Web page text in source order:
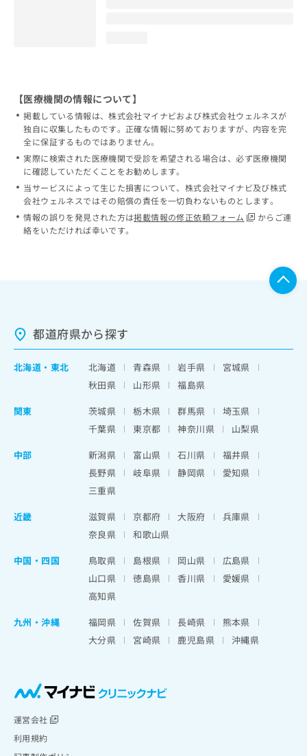
【医療機関の情報について】
掲載している情報は、株式会社マイナビおよび株式会社ウェルネスが
独自に収集したものです。正確な情報に努めておりますが、内容を完
全に保証するものではありません。
実際に検索された医療機関で受診を希望される場合は、必ず医療機関
に確認していただくことをお勧めします。
当サービスによって生じた損害について、株式会社マイナビ及び株式
会社ウェルネスではその賠償の責任を一切負わないものとします。
情報の誤りを発見された方は掲載情報の修正依頼フォーム
からご連
絡をいただければ幸いです。
都道府県から探す
北海道 ・ 東北 北海道 青森県 岩手県
宮城県
秋田県
山形県
福島県
関東
茨城県 栃木県 群馬県
埼玉県
千葉県
東京都 神奈川県
山梨県
中部
新潟県 富山県 石川県
福井県
長野県
岐阜県 静岡県
愛知県
三重県
近畿
滋賀県 京都府 大阪府
兵庫県
奈良県
和歌山県
中国・四国
鳥取県 島根県 岡山県
広島県
山口県
徳島県 香川県
愛媛県
高知県
九州・沖縄
福岡県 佐賀県 長崎県
熊本県
大分県
宮崎県 鹿児島県 沖縄県
運営会社
利用規約